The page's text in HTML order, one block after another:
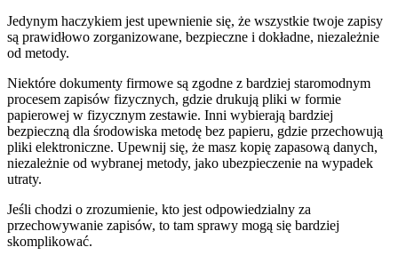
Jedynym haczykiem jest upewnienie się, że wszystkie twoje zapisy
są prawidłowo zorganizowane, bezpieczne i dokładne, niezależnie
od metody.
Niektóre dokumenty firmowe są zgodne z bardziej staromodnym
procesem zapisów fizycznych, gdzie drukują pliki w formie
papierowej w fizycznym zestawie. Inni wybierają bardziej
bezpieczną dla środowiska metodę bez papieru, gdzie przechowują
pliki elektroniczne. Upewnij się, że masz kopię zapasową danych,
niezależnie od wybranej metody, jako ubezpieczenie na wypadek
utraty.
Jeśli chodzi o zrozumienie, kto jest odpowiedzialny za
przechowywanie zapisów, to tam sprawy mogą się bardziej
skomplikować.